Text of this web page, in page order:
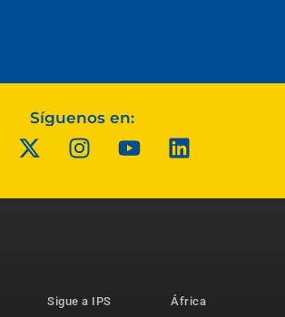
Síguenos en:
Sigue a IPS
África